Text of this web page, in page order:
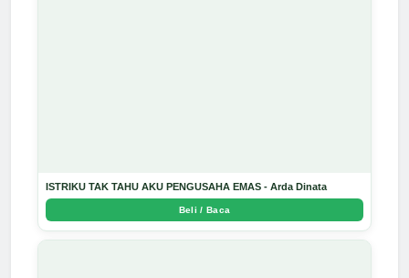
ISTRIKU TAK TAHU AKU PENGUSAHA EMAS - Arda Dinata
Beli / Baca